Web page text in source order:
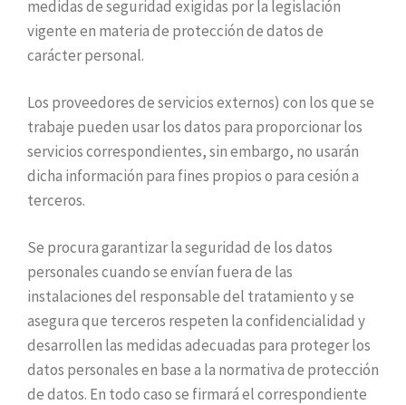
medidas de seguridad exigidas por la legislación
vigente en materia de protección de datos de
carácter personal.
Los proveedores de servicios externos) con los que se
trabaje pueden usar los datos para proporcionar los
servicios correspondientes, sin embargo, no usarán
dicha información para fines propios o para cesión a
terceros.
Se procura garantizar la seguridad de los datos
personales cuando se envían fuera de las
instalaciones del responsable del tratamiento y se
asegura que terceros respeten la confidencialidad y
desarrollen las medidas adecuadas para proteger los
datos personales en base a la normativa de protección
de datos. En todo caso se firmará el correspondiente